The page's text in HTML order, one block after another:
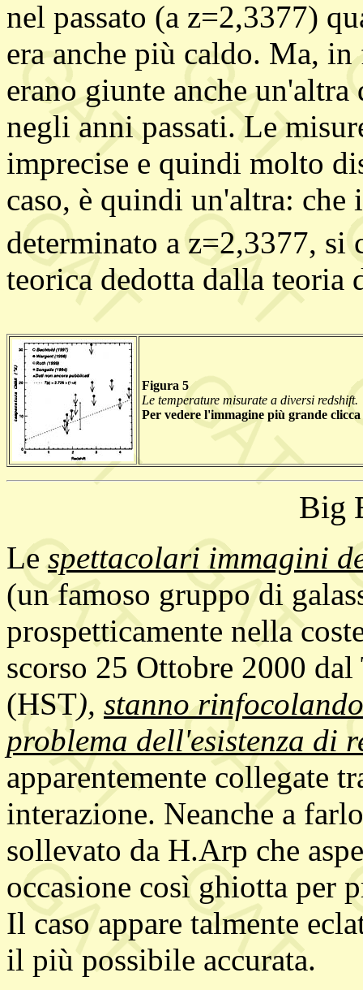
nel passato (a z=2,3377)
era anche più caldo. Ma,
erano giunte anche
negli anni passati. Le
imprecise e quindi molto
caso, è quindi un'altra:
determinato a z=2,3377, si
teorica dedotta dalla teoria
Figura 5
Le temperature misurate a diversi redshift.
Per vedere l'immagine più grande
Big
Le spettacolari immagini
(un famoso gruppo di
prospetticamente nella
scorso 25 Ottobre 2000
(HST), stanno
problema dell'esistenza di
apparentemente collegate
interazione. Neanche a
sollevato da H.Arp che
occasione così ghiotta per
Il caso appare talmente
il più possibile accurata.